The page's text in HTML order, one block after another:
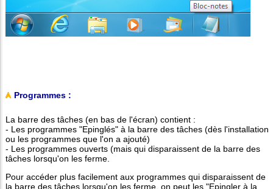
Programmes :
La barre des tâches (en bas de l'écran) contient :
- Les programmes "Epinglés" à la barre des tâches (dès l'installation
ou les programmes que l'on a ajouté)
- Les programmes ouverts (mais qui disparaissent de la barre des
tâches lorsqu'on les ferme.
Pour accéder plus facilement aux programmes qui disparaissent de
la barre des tâches lorsqu'on les ferme, on peut les "Epingler à la